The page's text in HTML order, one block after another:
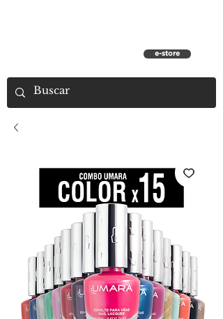
e-store